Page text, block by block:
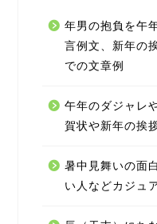
年男の抱負を午
言例文、新年の
での文章例
午年のダジャレ
賀状や新年の挨
暑中見舞いの面
い人などカジュ